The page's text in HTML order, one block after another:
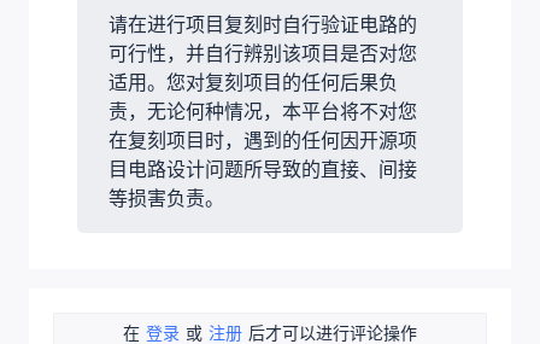
请在进行项目复刻时自行验证电路的
可行性，并自行辨别该项目是否对您
适用。您对复刻项目的任何后果负
责，无论何种情况，本平台将不对您
在复刻项目时，遇到的任何因开源项
目电路设计问题所导致的直接、间接
等损害负责。
在 登录 或 注册 后才可以进行评论操作